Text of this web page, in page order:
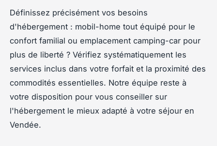
Définissez précisément vos besoins
d'hébergement : mobil-home tout équipé pour le
confort familial ou emplacement camping-car pour
plus de liberté ? Vérifiez systématiquement les
services inclus dans votre forfait et la proximité des
commodités essentielles. Notre équipe reste à
votre disposition pour vous conseiller sur
l'hébergement le mieux adapté à votre séjour en
Vendée.